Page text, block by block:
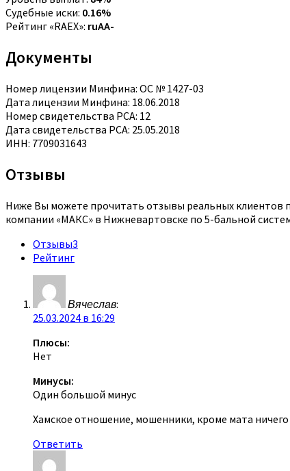
Судебные иски: 0.16%
Рейтинг «RAEX»: ruAA-
Документы
Номер лицензии Минфина: ОС № 1427-03
Дата лицензии Минфина: 18.06.2018
Номер свидетельства РСА: 12
Дата свидетельства РСА: 25.05.2018
ИНН: 7709031643
Отзывы
Ниже Вы можете прочитать отзывы реальных клиентов
компании «МАКС» в Нижневартовске по 5-бальной
Отзывы3
Рейтинг
Вячеслав:
25.03.2024 в 16:29
Плюсы:
Нет
Минусы:
Один большой минус
Хамское отношение, мошенники, кроме мата
Ответить